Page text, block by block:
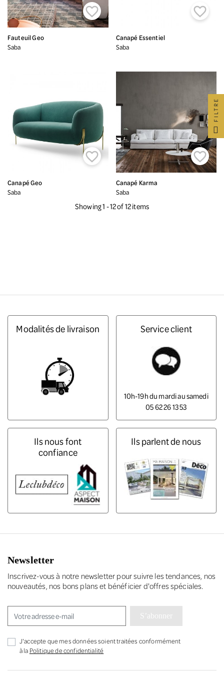

Fauteuil Geo
Saba

Canapé Essentiel
Saba

Canapé Geo
Saba

Canapé Karma
Saba
Showing 1 - 12 of 12 items
Modalités de livraison Service client
10h-19h du mardi au samedi
05 62 26 13 53
Ils nous font
confiance
Ils parlent de nous
Newsletter
Inscrivez-vous à notre newsletter pour suivre les tendances, nos
nouveautés, nos bons plans et bénéficier d'offres spéciales.
S’abonner
J'accepte que mes données soient traitées conformément
à la Politique de confidentialité
FILTRE